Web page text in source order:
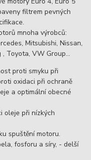
filtrem pevných
mnoha výrobců:
Mitsubishi, Nissan,
, Toyota, VW Group…
proti smyku při
oxidaci při ochraně
a optimální obecné
oleje při nízkých
spuštění motoru.
fosforu a síry, - delší